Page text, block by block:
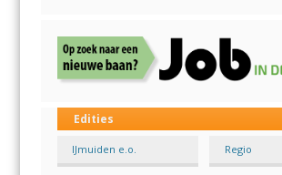
Edities
IJmuiden e.o. Regio